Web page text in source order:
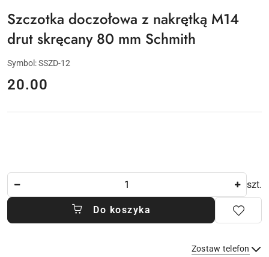
Szczotka doczołowa z nakrętką M14
drut skręcany 80 mm Schmith
Symbol:SSZD-12
cena:
20.00
szt.
Do koszyka
Zostaw telefon